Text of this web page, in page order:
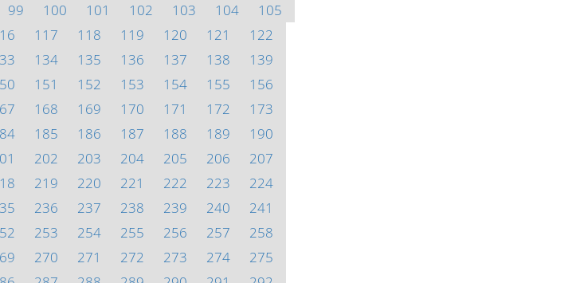
99 100 101 102 103 104
105
117 118 119 120 121
122
134 135 136 137 138
139
151 152 153 154 155
156
168 169 170 171 172
173
185 186 187 188 189
190
202 203 204 205 206
207
219 220 221 222 223
224
236 237 238 239 240
241
253 254 255 256 257
258
270 271 272 273 274
275